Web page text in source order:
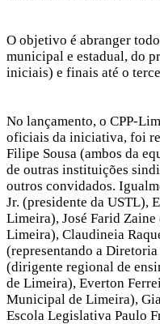
O objetivo é abranger
municipal e estadual, do
iniciais) e finais até o
No lançamento, o CPP-
oficiais da iniciativa, foi
Filipe Sousa (ambos da
de outras instituições
outros convidados.
Jr. (presidente da USTL),
Limeira), José Farid
Limeira), Claudineia
(representando a
(dirigente regional de
de Limeira), Everton
Municipal de Limeira),
Escola Legislativa Paulo